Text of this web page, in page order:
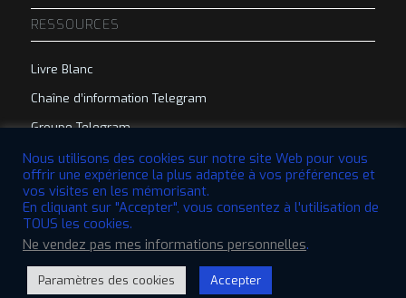
RESSOURCES
Livre Blanc
Chaîne d’information Telegram
Groupe Telegram
© 2022 VTBCommunity Foundation. Tous droits réservés. | Conçu par
Clause de non-responsabilité Politique de confidentialité
Nous utilisons des cookies sur notre site Web pour vous
offrir une expérience la plus adaptée à vos préférences et
vos visites en les mémorisant.
En cliquant sur "Accepter", vous consentez à l'utilisation de
TOUS les cookies.
Ne vendez pas mes informations personnelles.
Paramètres des cookies Accepter